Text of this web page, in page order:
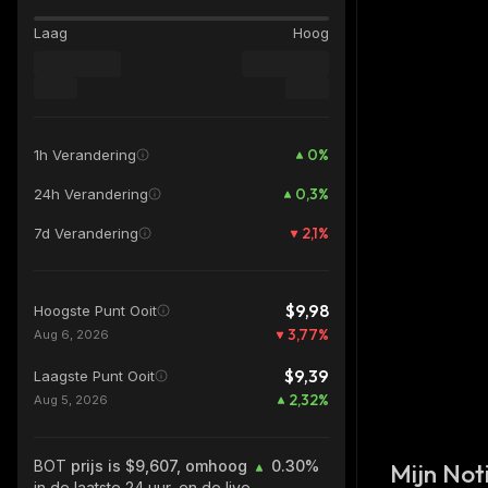
Laag Hoog
1h Verandering 0%
24h Verandering 0,3%
7d Verandering 2,1%
Hoogste Punt Ooit $9,98
Aug 6, 2026 3,77%
Laagste Punt Ooit $9,39
Aug 5, 2026 2,32%
BOT prijs is $9,607, omhoog
0.30%
Mijn